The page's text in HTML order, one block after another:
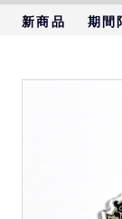
新商品 期間